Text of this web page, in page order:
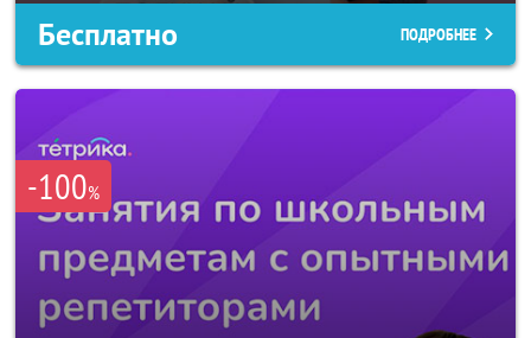
Бесплатно ПОДРОБНЕЕ
-100%